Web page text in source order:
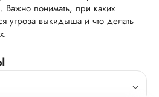
Важно понимать, при каких
угроза выкидыша и что делать